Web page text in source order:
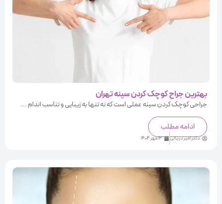
بهترین جراح کوچک کردن سینه تهران
جراحی کوچک کردن سینه عملی است که نه تنها به زیبایی و تناسب اندام ...
ادامه مطلب
دکتر امیر دریانی 12 مهر 1404